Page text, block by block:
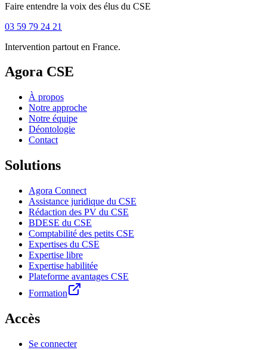
Faire entendre la voix des élus du CSE
03 59 79 24 21
Intervention partout en France.
Agora CSE
À propos
Notre approche
Notre équipe
Déontologie
Contact
Solutions
Agora Connect
Assistance juridique du CSE
Rédaction des PV du CSE
BDESE du CSE
Comptabilité des petits CSE
Expertises du CSE
Expertise libre
Expertise habilitée
Plateforme avantages CSE
Formation
Accès
Se connecter